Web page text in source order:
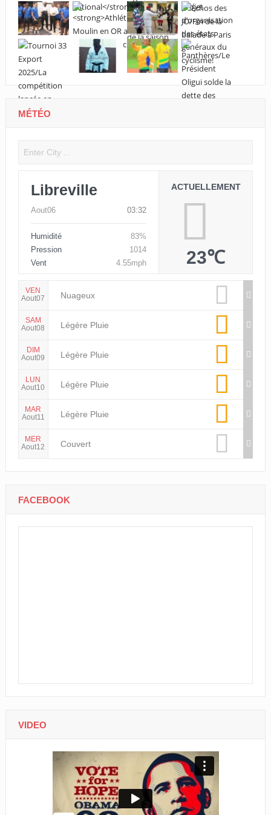
MÉTÉO
Libreville
Aout06 03:32
Humidité
83%
Pression
1014
Vent
4.55mph
ACTUELLEMENT
23℃
VEN
Aout07
Nuageux
SAM
Aout08
Légère Pluie
DIM
Aout09
Légère Pluie
LUN
Aout10
Légère Pluie
MAR
Aout11
Légère Pluie
MER
Aout12
Couvert
FACEBOOK
VIDEO